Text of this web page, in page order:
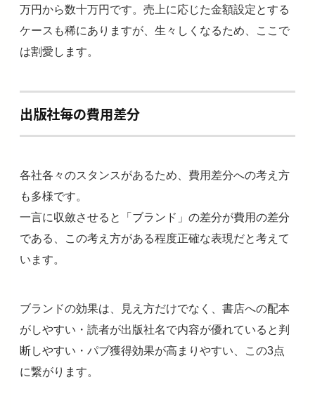
万円から数十万円です。売上に応じた金額設定とする
ケースも稀にありますが、生々しくなるため、ここで
は割愛します。
出版社毎の費用差分
各社各々のスタンスがあるため、費用差分への考え方
も多様です。
一言に収斂させると「ブランド」の差分が費用の差分
である、この考え方がある程度正確な表現だと考えて
います。
ブランドの効果は、見え方だけでなく、書店への配本
がしやすい・読者が出版社名で内容が優れていると判
断しやすい・パブ獲得効果が高まりやすい、この3点
に繋がります。